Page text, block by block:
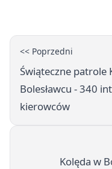
<< Poprzedni
Świąteczne patrole
Bolesławcu - 340
kierowców
Kolęda w